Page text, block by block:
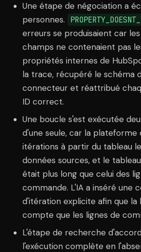
Une étape de négociation a
personnes.
erreurs se produisaient car les
champs ne contenaient pas
propriétés internes de
la trace, récupéré le schéma
connecteur et réattribué
ID correct.
Une boucle s'est exécutée
d'une seule, car la plateforme
itérations à partir du tableau
données sources, et le
était plus long que celui des
commande. L'IA a inséré une
d'itération explicite afin que la
compte que les lignes de
L'étape de recherche
l'exécution complète en